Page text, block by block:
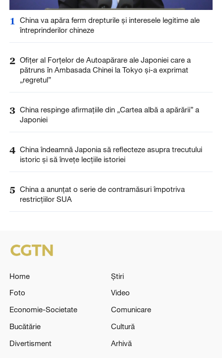
1
China va apăra ferm drepturile și interesele legitime ale
întreprinderilor chineze
2 Ofițer al Forțelor de Autoapărare ale Japoniei care a
pătruns în Ambasada Chinei la Tokyo și-a exprimat
„regretul”
3 China respinge afirmațiile din „Cartea albă a apărării” a
Japoniei
4 China îndeamnă Japonia să reflecteze asupra trecutului
istoric și să învețe lecțiile istoriei
5 China a anunţat o serie de contramăsuri împotriva
restricţiilor SUA
Home
Știri
Foto
Video
Economie-Societate
Comunicare
Bucătărie
Cultură
Divertisment
Arhivă